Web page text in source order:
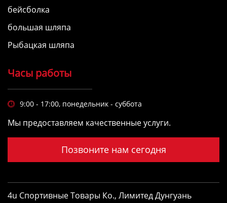
бейсболка
большая шляпа
Рыбацкая шляпа
Часы работы
 9:00 - 17:00, понедельник - суббота
Мы предоставляем качественные услуги.
Позвоните нам сегодня
4u Спортивные Товары Ко., Лимитед Дунгуань